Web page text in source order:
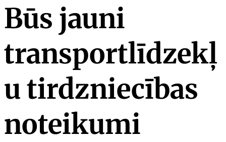
Būs jauni
transportlīdzekļ
u tirdzniecības
noteikumi